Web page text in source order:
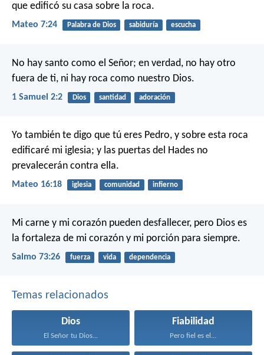
que edificó su casa sobre la roca.
Mateo 7:24 Palabra de Dios sabiduría escucha
No hay santo como el Señor; en verdad, no hay otro
fuera de ti, ni hay roca como nuestro Dios.
1 Samuel 2:2 Dios santidad adoración
Yo también te digo que tú eres Pedro, y sobre esta roca
edificaré mi iglesia; y las puertas del Hades no
prevalecerán contra ella.
Mateo 16:18 iglesia comunidad infierno
Mi carne y mi corazón pueden desfallecer, pero Dios es
la fortaleza de mi corazón y mi porción para siempre.
Salmo 73:26 fuerza vida dependencia
Temas relacionados
Dios
El Señor tu Dios...
Fiabilidad
Pero fiel es el...